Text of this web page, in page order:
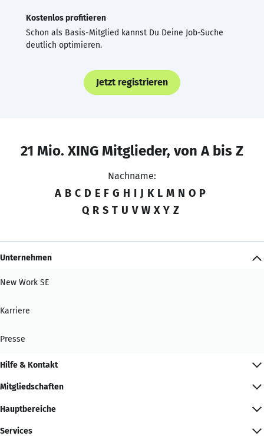
Kostenlos profitieren
Schon als Basis-Mitglied kannst Du Deine Job-Suche
deutlich optimieren.
Jetzt registrieren
21 Mio. XING Mitglieder, von A bis Z
Nachname:
A B C D E F G H I J K L M N O P
Q R S T U V W X Y Z
Unternehmen
New Work SE
Karriere
Presse
Hilfe & Kontakt
Mitgliedschaften
Hauptbereiche
Services